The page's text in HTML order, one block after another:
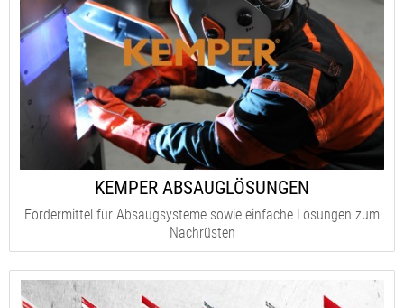
KEMPER ABSAUGLÖSUNGEN
Fördermittel für Absaugsysteme sowie einfache Lösungen zum
Nachrüsten